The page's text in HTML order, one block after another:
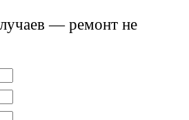
— ремонт не